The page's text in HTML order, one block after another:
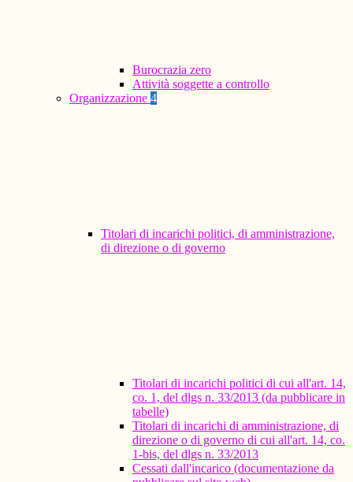
Burocrazia zero
Attività soggette a controllo
Organizzazione 4
Titolari di incarichi politici, di amministrazione,
di direzione o di governo
Titolari di incarichi politici di cui all'art. 14,
co. 1, del dlgs n. 33/2013 (da pubblicare in
tabelle)
Titolari di incarichi di amministrazione, di
direzione o di governo di cui all'art. 14, co.
1-bis, del dlgs n. 33/2013
Cessati dall'incarico (documentazione da